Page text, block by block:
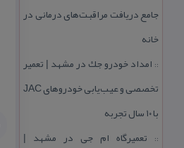
جامع دریافت مراقبت‌های درمانی در
خانه
:: امداد خودرو جك در مشهد | تعمیر
تخصصی و عیب‌یابی خودروهای JAC
با ۱۰ سال تجربه
:: تعمیرگاه ام جی در مشهد |